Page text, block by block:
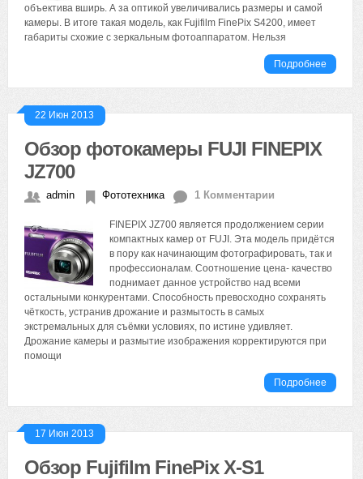
объектива вширь. А за оптикой увеличивались размеры и самой
камеры. В итоге такая модель, как Fujifilm FinePix S4200, имеет
габариты схожие с зеркальным фотоаппаратом. Нельзя
Подробнее
22 Июн 2013
Обзор фотокамеры FUJI FINEPIX
JZ700
admin Фототехника 1 Комментарии
FINEPIX JZ700 является продолжением серии
компактных камер от FUJI. Эта модель придётся
в пору как начинающим фотографировать, так и
профессионалам. Соотношение цена- качество
поднимает данное устройство над всеми
остальными конкурентами. Способность превосходно сохранять
чёткость, устранив дрожание и размытость в самых
экстремальных для съёмки условиях, по истине удивляет.
Дрожание камеры и размытие изображения корректируются при
помощи
Подробнее
17 Июн 2013
Обзор Fujifilm FinePix X-S1